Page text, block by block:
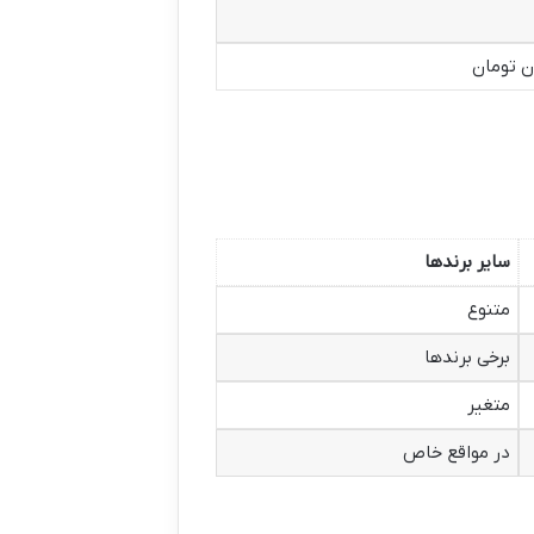
سایر برندها
متنوع
برخی برندها
متغیر
در مواقع خاص